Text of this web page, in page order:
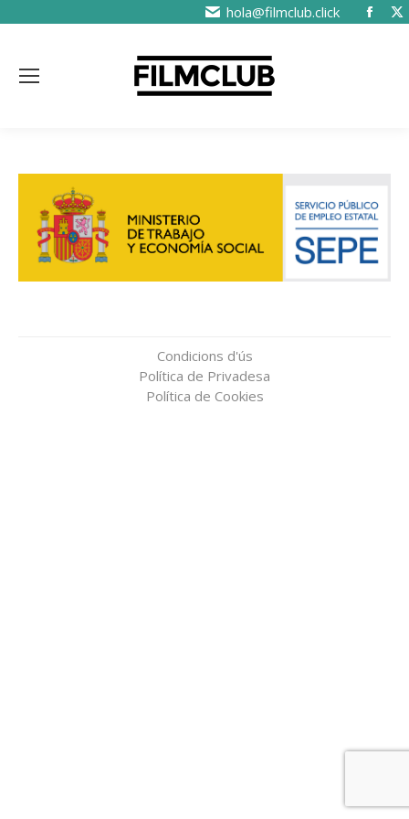
hola@filmclub.click
Condicions d'ús
Política de Privadesa
Política de Cookies